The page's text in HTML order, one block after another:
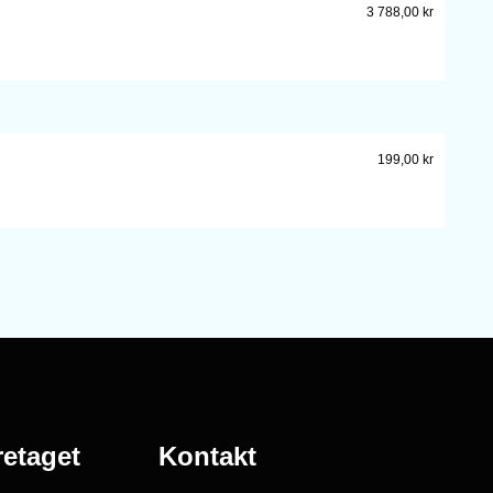
3 788,00 kr
199,00 kr
Kontakt